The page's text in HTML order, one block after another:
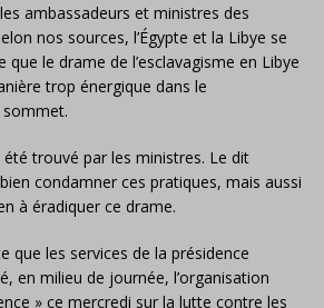
ambassadeurs et ministres des
nos sources, l’Égypte et la Libye se
que le drame de l’esclavagisme en Libye
trop énergique dans le
trouvé par les ministres. Le dit
condamner ces pratiques, mais aussi
à éradiquer ce drame.
que les services de la présidence
en milieu de journée, l’organisation
» ce mercredi sur la lutte contre les